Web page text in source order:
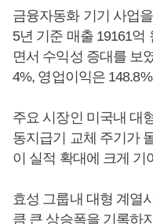
금융자동화 기기 사업
5년 기준 매출 19161억
면서 수익성 증대를 보
4%, 영업이익은
주요 시장인 미국내 대
동지급기 교체 주기가
이 실적 확대에 크게 기
효성 그룹내 대형 계열
큼 큰 상승폭을 기록하